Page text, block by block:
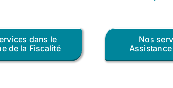
dans le
de la Fiscalité
Nos